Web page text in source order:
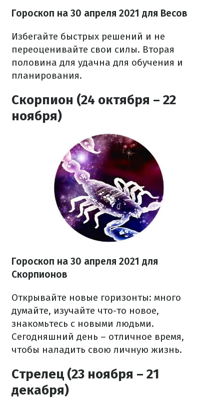
Гороскоп на 30 апреля 2021 для Весов
Избегайте быстрых решений и не
переоценивайте свои силы. Вторая
половина для удачна для обучения и
планирования.
Скорпион (24 октября – 22
ноября)
Гороскоп на 30 апреля 2021 для
Скорпионов
Открывайте новые горизонты: много
думайте, изучайте что-то новое,
знакомьтесь с новыми людьми.
Сегодняшний день – отличное время,
чтобы наладить свою личную жизнь.
Стрелец (23 ноября – 21
декабря)